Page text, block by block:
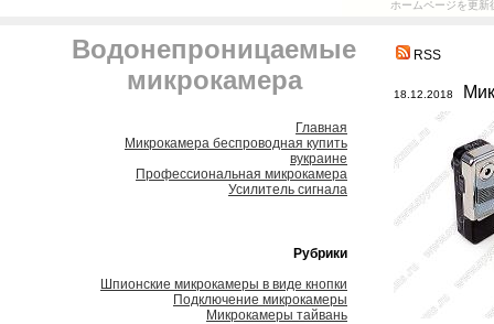
ホームページを更
Водонепроницаемые
микрокамера
Главная
Микрокамера беспроводная купить
вукраине
Профессиональная микрокамера
Усилитель сигнала
Рубрики
Шпионские микрокамеры в виде кнопки
Подключение микрокамеры
Микрокамеры тайвань
RSS
18.12.2018